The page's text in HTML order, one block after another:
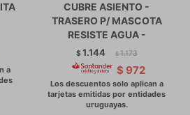
CUBRE ASIENTO -
TRASERO P/ MASCOTA
RESISTE AGUA -
$1.144 $ 1.173
$ 972